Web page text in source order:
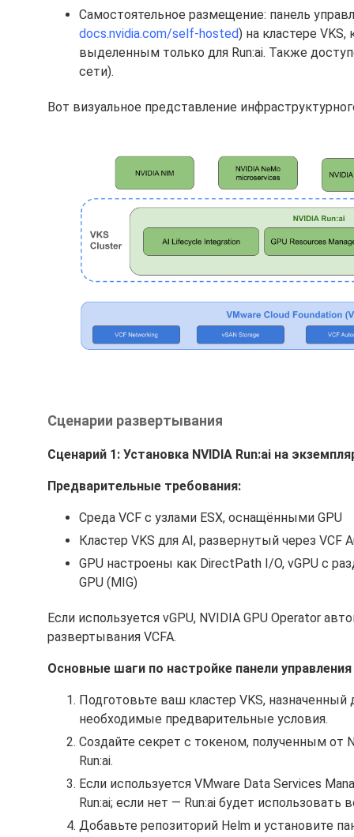
Самостоятельное размещение: панель
docs.nvidia.com/self-hosted) на кластере
выделенным только для Run:ai. Также
сети).
Вот визуальное представление
Сценарии развертывания
Сценарий 1: Установка NVIDIA Run:ai на
Предварительные требования:
Среда VCF с узлами ESX, оснащёнными GPU
Кластер VKS для AI, развернутый через VCF
GPU настроены как DirectPath I/O, vGPU с
GPU (MIG)
Если используется vGPU, NVIDIA GPU Operator
развертывания VCFA.
Основные шаги по настройке панели управления
Подготовьте ваш кластер VKS, назначенный
необходимые предварительные условия.
Создайте секрет с токеном, полученным от
Run:ai.
Если используется VMware Data Services
Run:ai; если нет — Run:ai будет
Добавьте репозиторий Helm и установите